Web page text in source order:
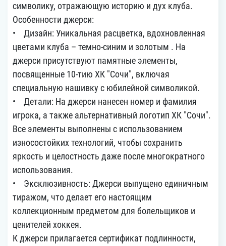
символику, отражающую историю и дух клуба.
Особенности джерси:
• Дизайн: Уникальная расцветка, вдохновленная
цветами клуба – темно-синим и золотым . На
джерси присутствуют памятные элементы,
посвященные 10-тию ХК "Сочи", включая
специальную нашивку с юбилейной символикой.
• Детали: На джерси нанесен номер и фамилия
игрока, а также альтернативный логотип ХК "Сочи".
Все элементы выполнены с использованием
износостойких технологий, чтобы сохранить
яркость и целостность даже после многократного
использования.
• Эксклюзивность: Джерси выпущено единичным
тиражом, что делает его настоящим
коллекционным предметом для болельщиков и
ценителей хоккея.
К джерси прилагается сертификат подлинности,